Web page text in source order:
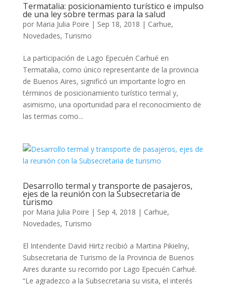
Termatalia: posicionamiento turístico e impulso
de una ley sobre termas para la salud
por Maria Julia Poire | Sep 18, 2018 | Carhue,
Novedades, Turismo
La participación de Lago Epecuén Carhué en
Termatalia, como único representante de la provincia
de Buenos Aires, significó un importante logro en
términos de posicionamiento turístico termal y,
asimismo, una oportunidad para el reconocimiento de
las termas como...
Desarrollo termal y transporte de pasajeros,
ejes de la reunión con la Subsecretaria de
turismo
por Maria Julia Poire | Sep 4, 2018 | Carhue,
Novedades, Turismo
El Intendente David Hirtz recibió a Martina Pikielny,
Subsecretaria de Turismo de la Provincia de Buenos
Aires durante su recorrido por Lago Epecuén Carhué.
“Le agradezco a la Subsecretaria su visita, el interés